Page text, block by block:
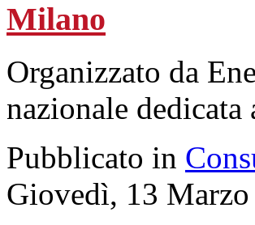
Milano
Organizzato da
nazionale dedicata
Pubblicato in
Giovedì, 13